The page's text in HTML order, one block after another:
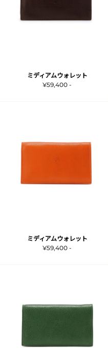
ミディアムウォレット
¥59,400 -
ミディアムウォレット
¥59,400 -